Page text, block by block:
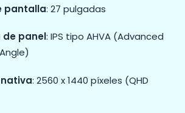
pantalla: 27 pulgadas
de panel: IPS tipo AHVA (Advanced
: 2560 x 1440 píxeles (QHD